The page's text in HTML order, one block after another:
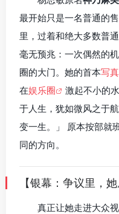
最开始只是一名普通的
里，过着和绝大多数普
毫无预兆：一次偶然的
圈的大门。她的首本写
在娱乐圈
激起不小的
于人生，犹如微风之于
变一生。」 原本按部就
同的方向。
【银幕：争议里，
真正让她走进大众